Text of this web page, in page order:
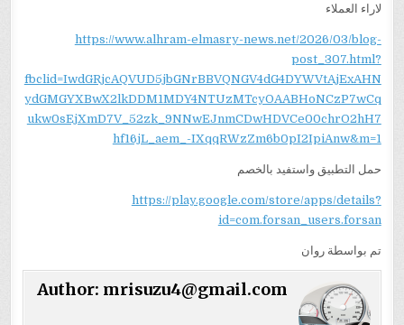
لاراء العملاء
https://www.alhram-elmasry-news.net/2026/03/blog-
post_307.html?
fbclid=IwdGRjcAQVUD5jbGNrBBVQNGV4dG4DYWVtAjExAHN
ydGMGYXBwX2lkDDM1MDY4NTUzMTcyOAABHoNCzP7wCq
ukw0sEjXmD7V_52zk_9NNwEJnmCDwHDVCe00chrO2hH7
hf16jL_aem_-IXqqRWzZm6b0pI2IpiAnw&m=1
حمل التطبيق واستفيد بالخصم
https://play.google.com/store/apps/details?
id=com.forsan_users.forsan
تم بواسطة روان
Author: mrisuzu4@gmail.com